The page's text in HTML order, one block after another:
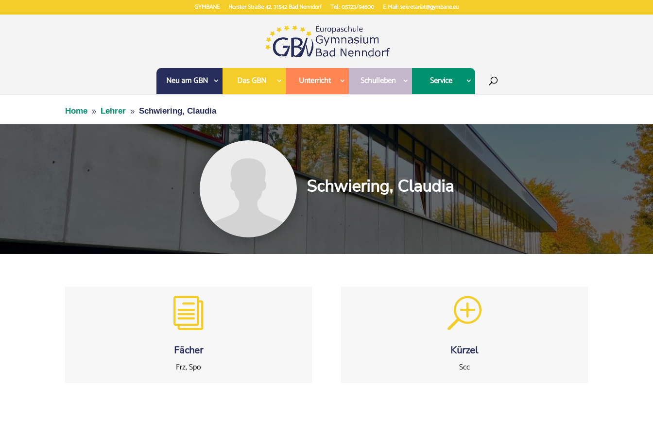
GYMBANE Horster Straße 42, 31542 Bad Nenndorf Tel.: 05723/94600 E-Mail: sekretariat@gymbane.eu
Neu am GBN Das GBN Unterricht Schulleben Service
Home 9 Lehrer 9 Schwiering, Claudia
Schwiering, Claudia
i
Fächer
Frz, Spo
T
Kürzel
Scc